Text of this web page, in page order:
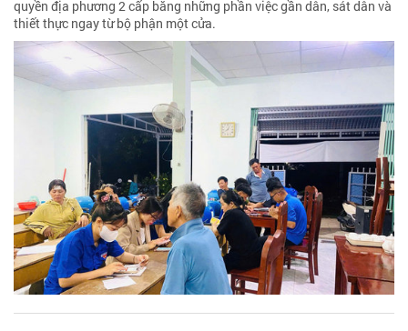
quyền địa phương 2 cấp bằng những phần việc gần dân, sát dân và
thiết thực ngay từ bộ phận một cửa.